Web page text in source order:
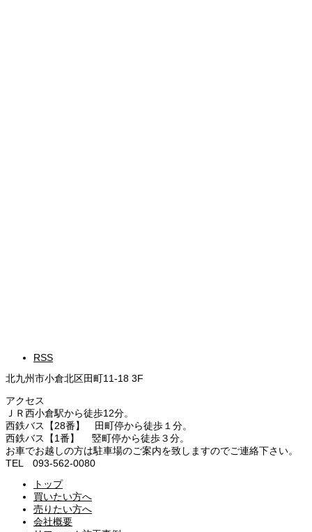
RSS
北九州市小倉北区田町11-18 3F
アクセス
ＪＲ西小倉駅から徒歩12分。
西鉄バス【28番】 田町停から徒歩１分。
西鉄バス【1番】 竪町停から徒歩３分。
お車でお越しの方は駐車場のご案内を致しますのでご連絡下さい。
TEL 093-562-0080
トップ
買いたい方へ
売りたい方へ
会社概要